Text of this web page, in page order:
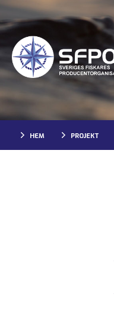
HEM PROJEKT